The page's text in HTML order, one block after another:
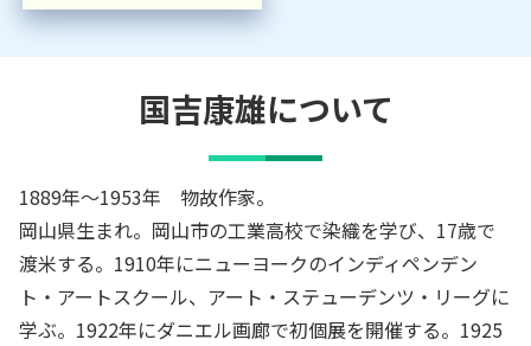
国吉康雄について
1889年～1953年 物故作家。
岡山県生まれ。岡山市の工業高校で染織を学び、17歳で
渡米する。1910年にニューヨークのインディペンデン
ト・アートスクール、アート・ステューデンツ・リーグに
学ぶ。1922年にダニエル画廊で初個展を開催する。1925